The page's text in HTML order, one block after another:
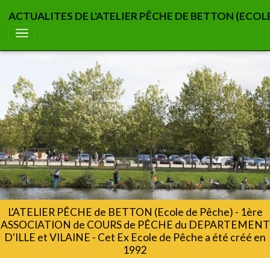
ACTUALITES DE L'ATELIER PÊCHE DE BETTON
L'ATELIER PÊCHE de BETTON (Ecole de Pêche) - 1ère
ASSOCIATION de COURS de PÊCHE du DEPARTEMENT
D'ILLE et VILAINE - Cet Ex Ecole de Pêche a été créé en
1992